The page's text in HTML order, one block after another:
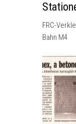
FRC-
Bahn M4